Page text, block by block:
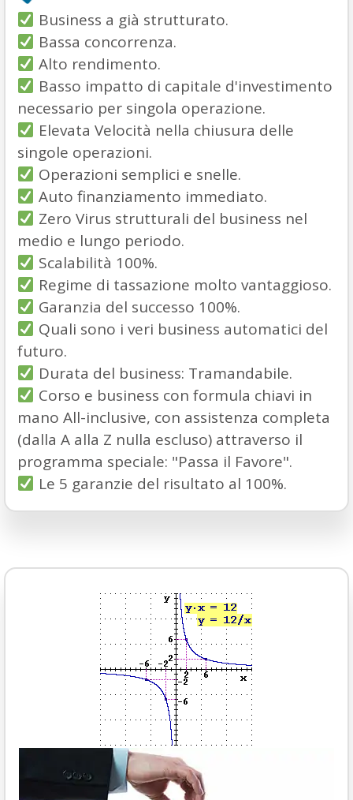
Business a già strutturato.
Bassa concorrenza.
Alto rendimento.
Basso impatto di capitale d'investimento
necessario per singola operazione.
Elevata Velocità nella chiusura delle
singole operazioni.
Operazioni semplici e snelle.
Auto finanziamento immediato.
Zero Virus strutturali del business nel
medio e lungo periodo.
Scalabilità 100%.
Regime di tassazione molto vantaggioso.
Garanzia del successo 100%.
Quali sono i veri business automatici del
futuro.
Durata del business: Tramandabile.
Corso e business con formula chiavi in
mano All-inclusive, con assistenza completa
(dalla A alla Z nulla escluso) attraverso il
programma speciale: "Passa il Favore".
Le 5 garanzie del risultato al 100%.